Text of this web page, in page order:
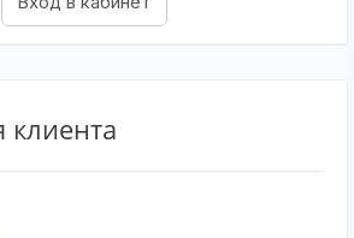
клиента